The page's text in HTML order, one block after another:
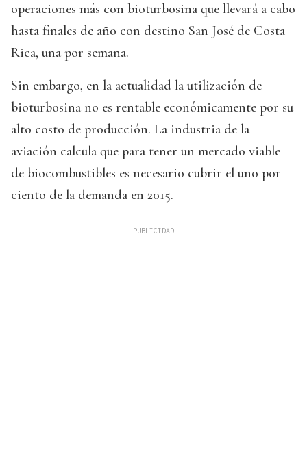
operaciones más con bioturbosina que llevará a cabo
hasta finales de año con destino San José de Costa
Rica, una por semana.
Sin embargo, en la actualidad la utilización de
bioturbosina no es rentable económicamente por su
alto costo de producción. La industria de la
aviación calcula que para tener un mercado viable
de biocombustibles es necesario cubrir el uno por
ciento de la demanda en 2015.